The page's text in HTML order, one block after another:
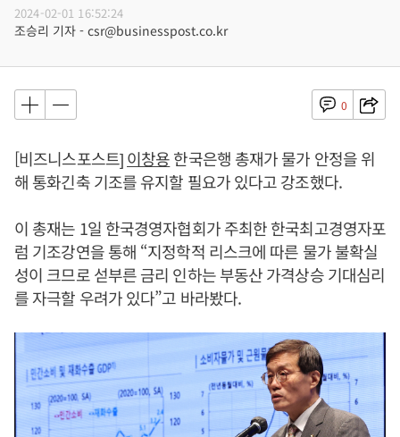
2024-02-01 16:52:24
조승리 기자 - csr@businesspost.co.kr
0
[비즈니스포스트]이창용한국은행 총재가 물가 안정을 위
해 통화긴축 기조를 유지할 필요가 있다고 강조했다.
이 총재는 1일 한국경영자협회가 주최한 한국최고경영자포
럼 기조강연을 통해 “지정학적 리스크에 따른 물가 불확실
성이 크므로 섣부른 금리 인하는 부동산 가격상승 기대심리
를 자극할 우려가 있다”고 바라봤다.